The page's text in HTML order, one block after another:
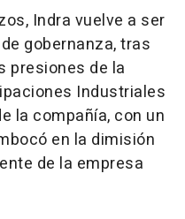
Indra vuelve a ser
gobernanza, tras
presiones de la
Industriales
la compañía, con un
en la dimisión
de la empresa